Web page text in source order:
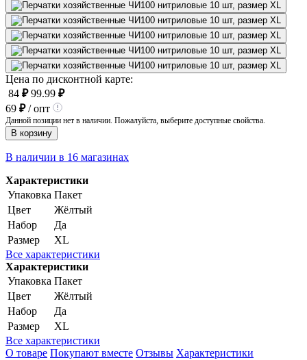
Цена по дисконтной карте:
84 ₽ 99.99 ₽
69 ₽/ опт
Данной позиции нет в наличии. Пожалуйста, выберите доступные свойства.
В корзину
В наличии в 16 магазинах
Характеристики
Упаковка Пакет
Цвет
Жёлтый
Набор
Да
Размер
XL
Все характеристики
Характеристики
Упаковка Пакет
Цвет
Жёлтый
Набор
Да
Размер
XL
Все характеристики
О товаре Покупают вместе Отзывы Характеристики